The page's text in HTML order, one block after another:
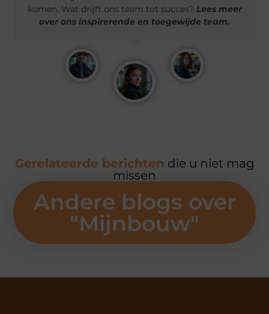
komen. Wat drijft ons team tot succes? Lees meer
over ons inspirerende en toegewijde team.
Gerelateerde berichten die u niet mag
missen
Andere blogs over
"Mijnbouw"